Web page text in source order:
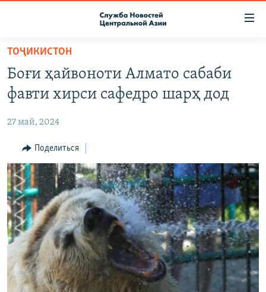
Вернуться
основному
содержанию
Вернутся
навигации
Вернутся
поиску
ПОДПИСКА
КОНТАКТЫ
RFE/RL ДИРЕКТ
НАСТОЯЩЕЕ ВРЕМЯ
МИГРАНТ МЕДИА
ТОҶИКИСТОН
Боғи ҳайвоноти Алмато сабаби
фавти хирси сафедро шарҳ дод
27 май, 2024
Поделиться